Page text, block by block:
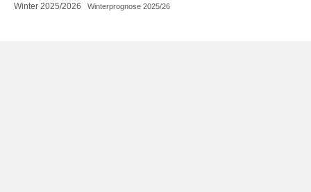
Winter 2025/2026 Winterprognose 2025/26